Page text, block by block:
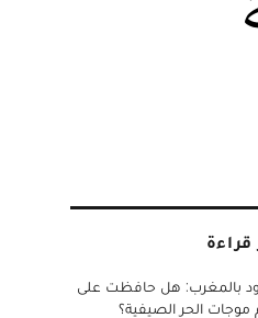
قراءة
بالمغرب: هل حافظت على
الحر الصيفية؟